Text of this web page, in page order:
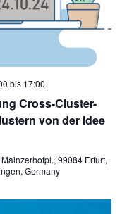
Cross-Cluster-
von der Idee
bis 17:00
Mainzerhofpl., 99084 Erfurt,
Germany